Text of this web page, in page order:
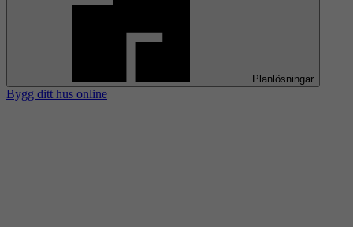
Planlösningar
Bygg ditt hus online